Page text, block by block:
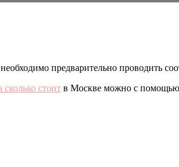
предварительно проводить
сколько стоит в Москве можно с помощью